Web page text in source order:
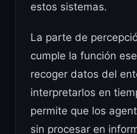
estos sistemas.
La parte de
cumple la función
recoger datos del
interpretarlos en
permite que los
sin procesar en